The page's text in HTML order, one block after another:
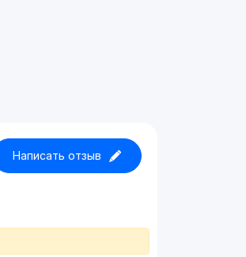
Написать отзыв